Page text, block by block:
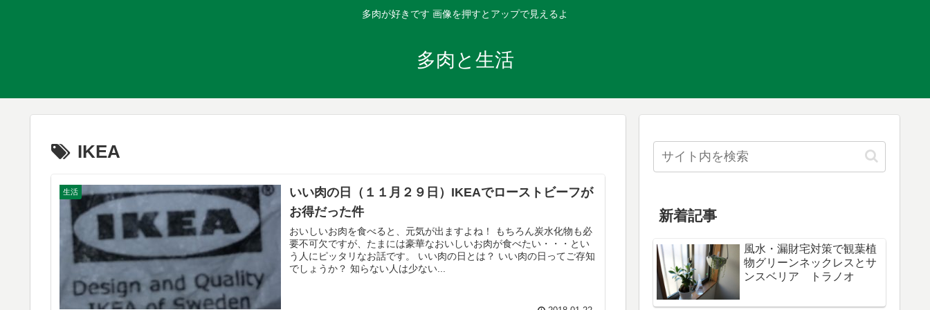
多肉が好きです 画像を押すとアップで見えるよ
多肉と生活
IKEA
生活
いい肉の日（１１月２９日）IKEAでローストビーフが
お得だった件
おいしいお肉を食べると、元気が出ますよね！ もちろん炭水化物も必
要不可欠ですが、たまには豪華なおいしいお肉が食べたい・・・とい
う人にピッタリなお話です。 いい肉の日とは？ いい肉の日ってご存知
でしょうか？ 知らない人は少ない...
新着記事
風水・漏財宅対策で観葉植
物グリーンネックレスとサ
ンスベリア トラノオ